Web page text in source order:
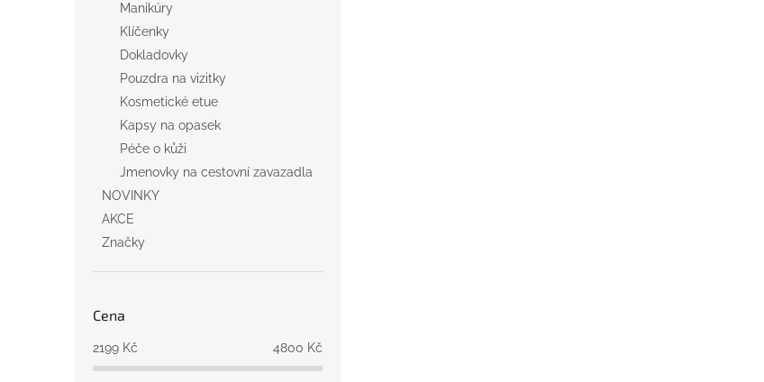
Manikúry
Klíčenky
Dokladovky
Pouzdra na vizitky
Kosmetické etue
Kapsy na opasek
Péče o kůži
Jmenovky na cestovní zavazadla
NOVINKY
AKCE
Značky
Cena
2199 Kč 4800 Kč